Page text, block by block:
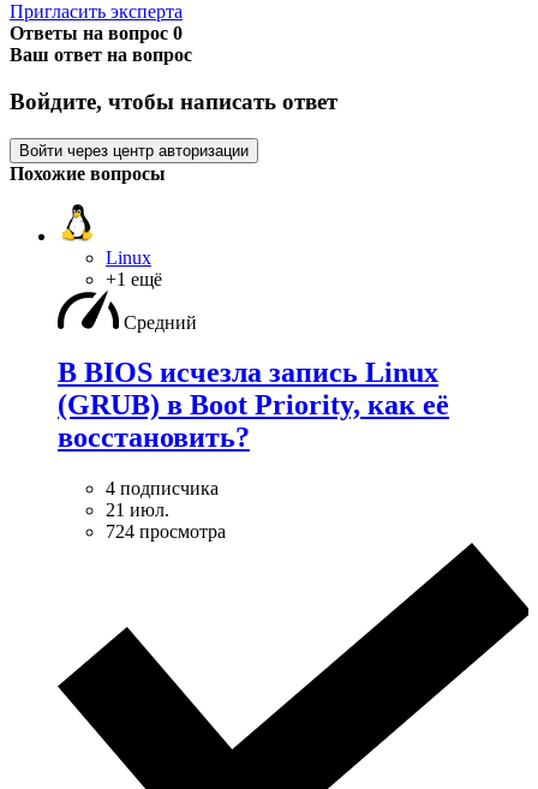
Пригласить эксперта
Ответы на вопрос 0
Ваш ответ на вопрос
Войдите, чтобы написать ответ
Войти через центр авторизации
Похожие вопросы
Linux
+1 ещё
Средний
В BIOS исчезла запись Linux
(GRUB) в Boot Priority, как её
восстановить?
4 подписчика
21 июл.
724 просмотра